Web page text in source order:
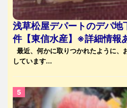
浅草松屋デパートのデパ地
件【東信水産】※詳細情報
最近、何かに取りつかれたように、
しています...